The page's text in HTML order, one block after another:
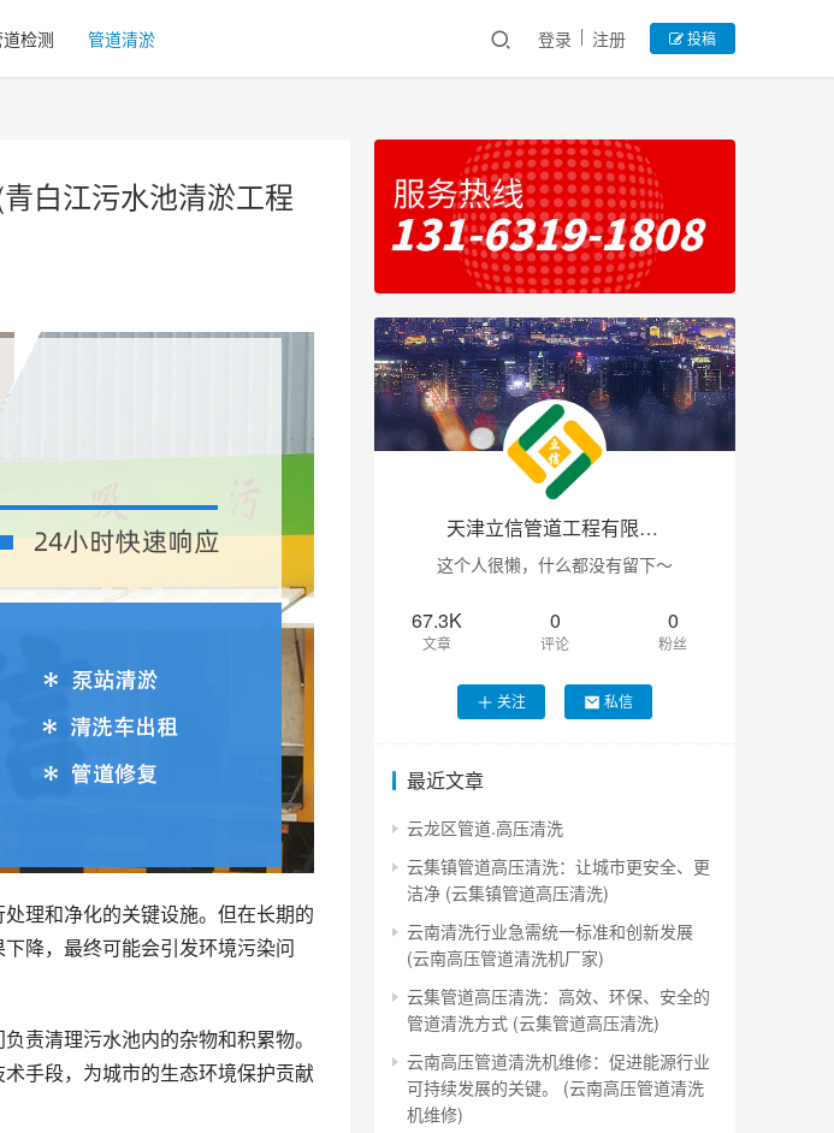
检测 管道清淤 登录 注册 投稿
白江污水池清淤工程
理和净化的关键设施。但在长期的
降，最终可能会引发环境污染问
责清理污水池内的杂物和积累物。
手段，为城市的生态环境保护贡献
天津立信管道工程有限公司
这个人很懒，什么都没有留下～
67.3K
文章
0
评论
0
粉丝
关注 私信
最近文章
云龙区管道.高压清洗
云集镇管道高压清洗：让城市更安全、更
洁净 (云集镇管道高压清洗)
云南清洗行业急需统一标准和创新发展
(云南高压管道清洗机厂家)
云集管道高压清洗：高效、环保、安全的
管道清洗方式 (云集管道高压清洗)
云南高压管道清洗机维修：促进能源行业
可持续发展的关键。 (云南高压管道清洗
机维修)